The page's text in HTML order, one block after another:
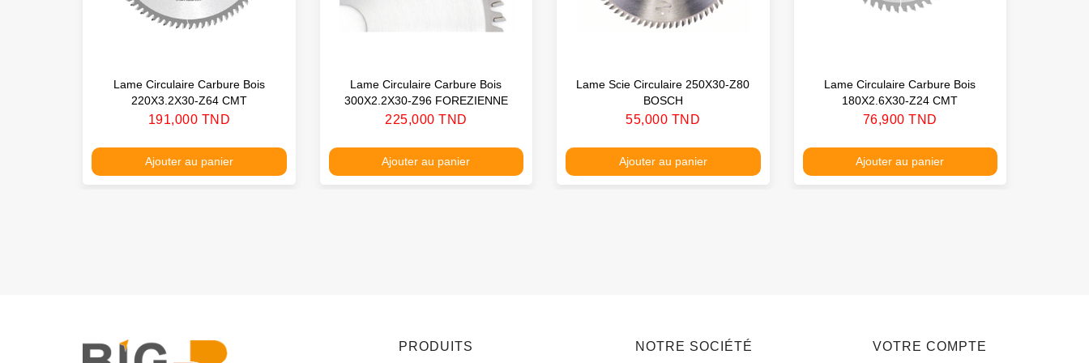
Lame Circulaire Carbure Bois
220X3.2X30-Z64 CMT
Prix
191,000 TND
Ajouter au panier
Lame Circulaire Carbure Bois
300X2.2X30-Z96 FOREZIENNE
Prix
225,000 TND
Ajouter au panier
Lame Scie Circulaire 250X30-Z80
BOSCH
Prix
55,000 TND
Ajouter au panier
Lame Circulaire Carbure Bois
180X2.6X30-Z24 CMT
Prix
76,900 TND
Ajouter au panier
PRODUITS NOTRE SOCIÉTÉ VOTRE COMPTE